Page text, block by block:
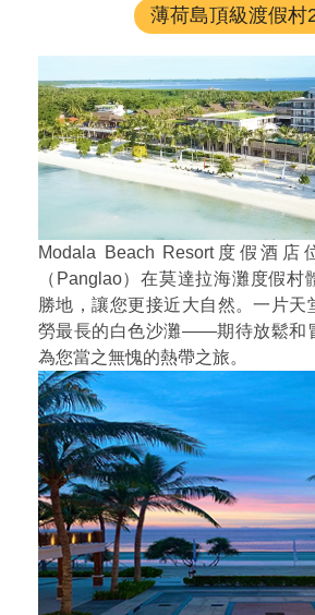
薄荷島頂級渡假村
Modala Beach Resort度假酒
（Panglao）在莫達拉海灘度假村
勝地，讓您更接近大自然。一片天
勞最長的白色沙灘——期待放鬆和
為您當之無愧的熱帶之旅。